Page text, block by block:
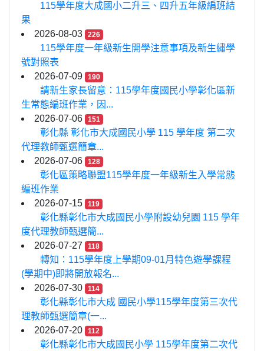
115學年度大成國小二升三、四升五年級編班結
果
2026-08-03
226
115學年度一年級新生開學注意事項及新生繡學
號對照表
2026-07-09
190
請新生家長留意：115學年度國民小學彰化區新
生常態編班作業，因...
2026-07-06
151
彰化縣 彰化市大成國民小學 115 學年度 第二次
代理教師甄選簡章...
2026-07-06
128
彰化區策略聯盟115學年度一年級新生入學常態
編班作業
2026-07-15
119
彰化縣彰化市大成國民小學附設幼兒園 115 學年
度代理教師甄選簡...
2026-07-27
118
轉知：115學年度上學期09-01月特色遊學課程
(學期中)即將開放報名...
2026-07-30
114
彰化縣彰化市大成 國民小學115學年度第三次代
理教師甄選簡章(一...
2026-07-20
112
彰化縣彰化市大成國民小學 115學年度第二次代